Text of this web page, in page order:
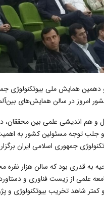
دهمین همایش ملی بیوتکنولوژی
امروز در سالن همایش‌های
و هم اندیشی علمی بین محققان،
جلب توجه مسئولین کشور به
جمهوری اسلامی ایران
به قدری بود که سالن هزار
علمی از زیست فناوری و
شاهد تخریب بیوتکنولوژی و